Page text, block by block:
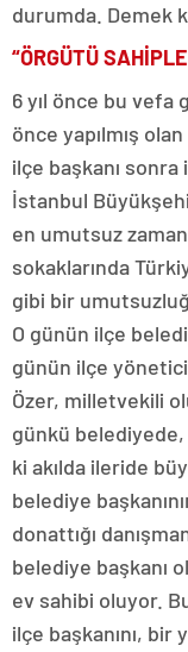
durumda. Demek
“ÖRGÜTÜ
6 yıl önce bu vefa
önce yapılmış
ilçe başkanı
İstanbul
en umutsuz
sokaklarında
gibi bir
O günün ilçe
günün ilçe
Özer, milletvekili
günkü
ki akılda ileride
belediye
donattığı
belediye başkanı
ev sahibi oluyor.
ilçe başkanını, bir